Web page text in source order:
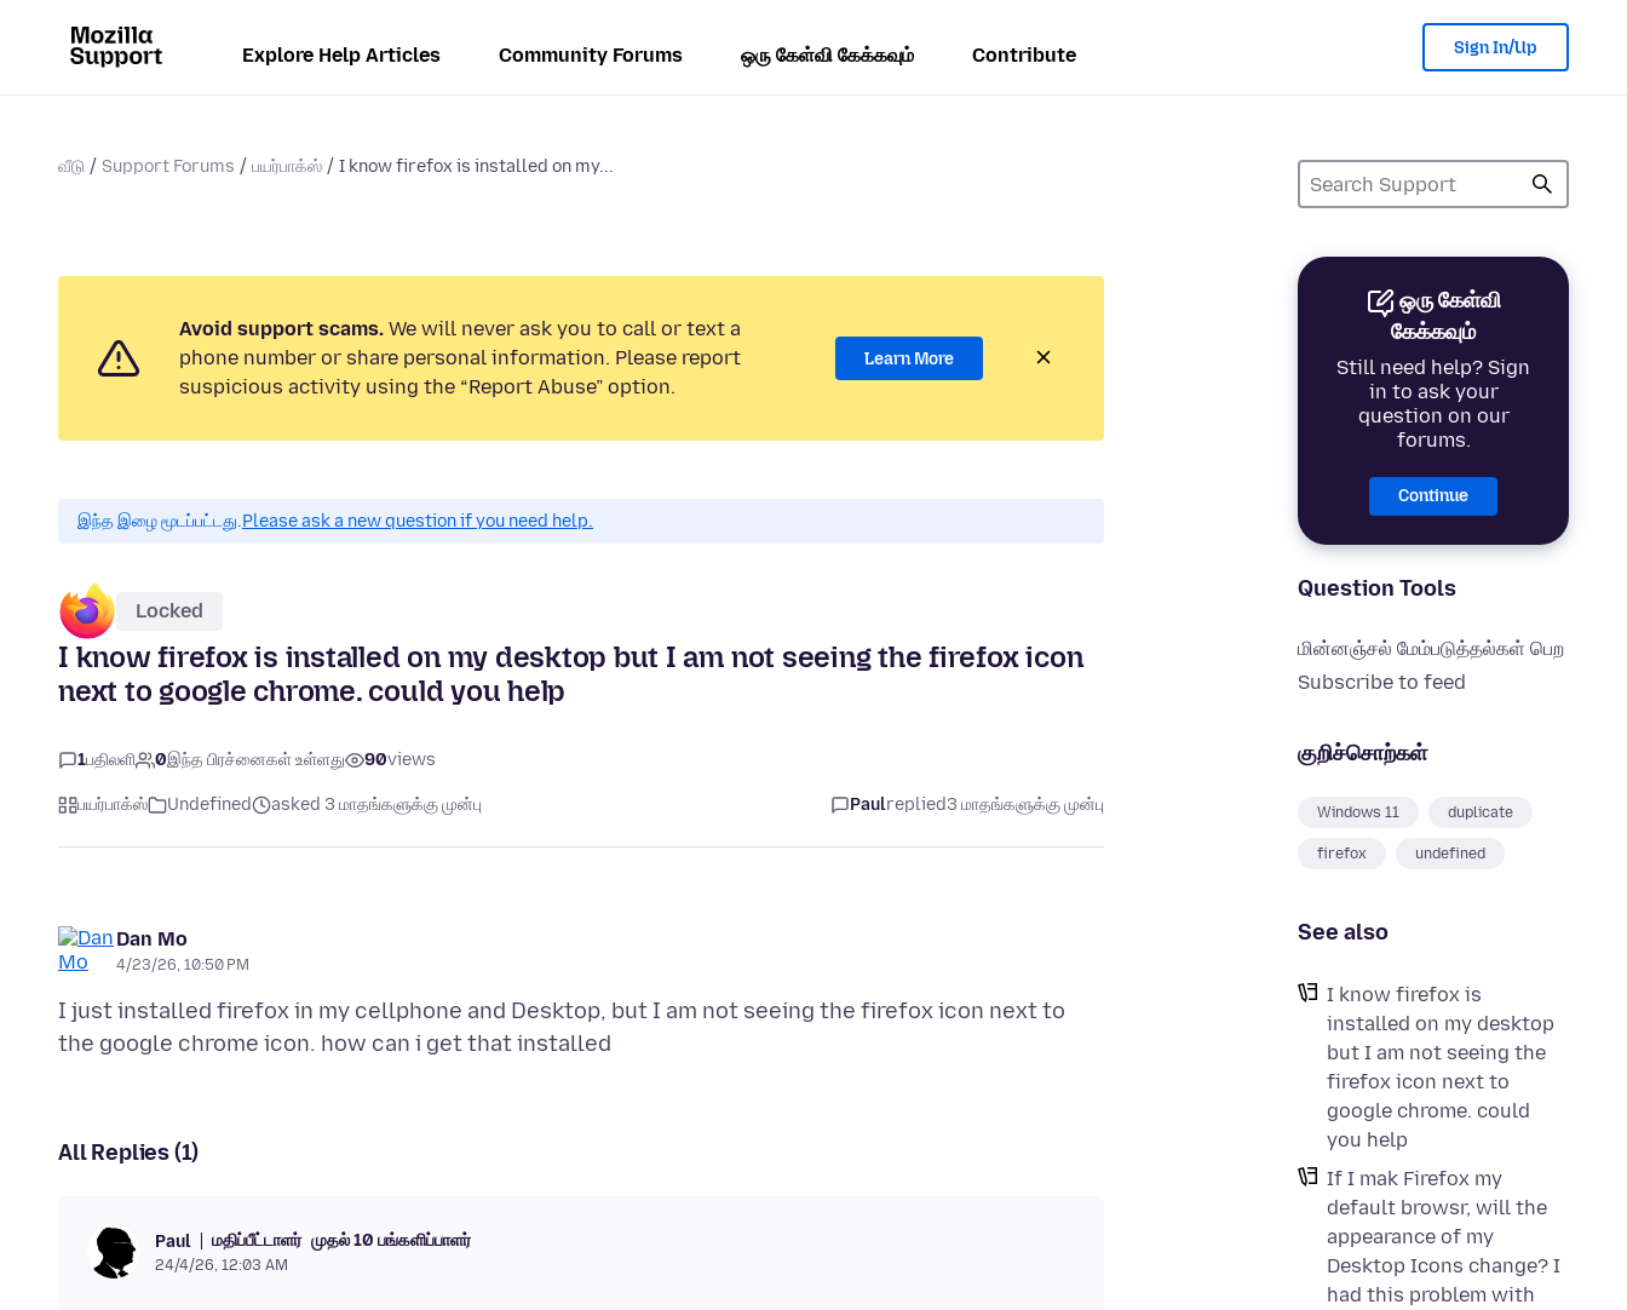
Explore Help Articles Community Forums ஒரு கேள்வி கேக்கவும் Contribute Sign In/Up
வீடு Support Forums பயர்பாக்ஸ் I know firefox is installed on my...
ஒரு கேள்வி
கேக்கவும்
Still need help? Sign
in to ask your
question on our
forums.
Continue
Question Tools
மின்னஞ்சல் மேம்படுத்தல்கள் பெற
Subscribe to feed
குறிச்சொற்கள்
Windows 11 duplicate
firefox undefined
See also
I know firefox is
installed on my desktop
but I am not seeing the
firefox icon next to
google chrome. could
you help
If I mak Firefox my
default browsr, will the
appearance of my
Desktop Icons change? I
had this problem with
Avoid support scams. We will never ask you to call or text a
phone number or share personal information. Please report
suspicious activity using the “Report Abuse” option.
Learn More
இந்த இழை மூடப்பட்டது.Please ask a new question if you need help.
Locked
I know firefox is installed on my desktop but I am not seeing the firefox icon
next to google chrome. could you help
1பதிலளி 0இந்த பிரச்னைகள் உள்ளது 90views
பயர்பாக்ஸ் Undefined asked 3 மாதங்களுக்கு முன்பு Paulreplied3 மாதங்களுக்கு முன்பு
Dan Mo
4/23/26, 10:50 PM
I just installed firefox in my cellphone and Desktop, but I am not seeing the firefox icon next to
All Replies (1)
Paul மதிப்பீட்டாளர் முதல் 10 பங்களிப்பாளர்
24/4/26, 12:03 AM